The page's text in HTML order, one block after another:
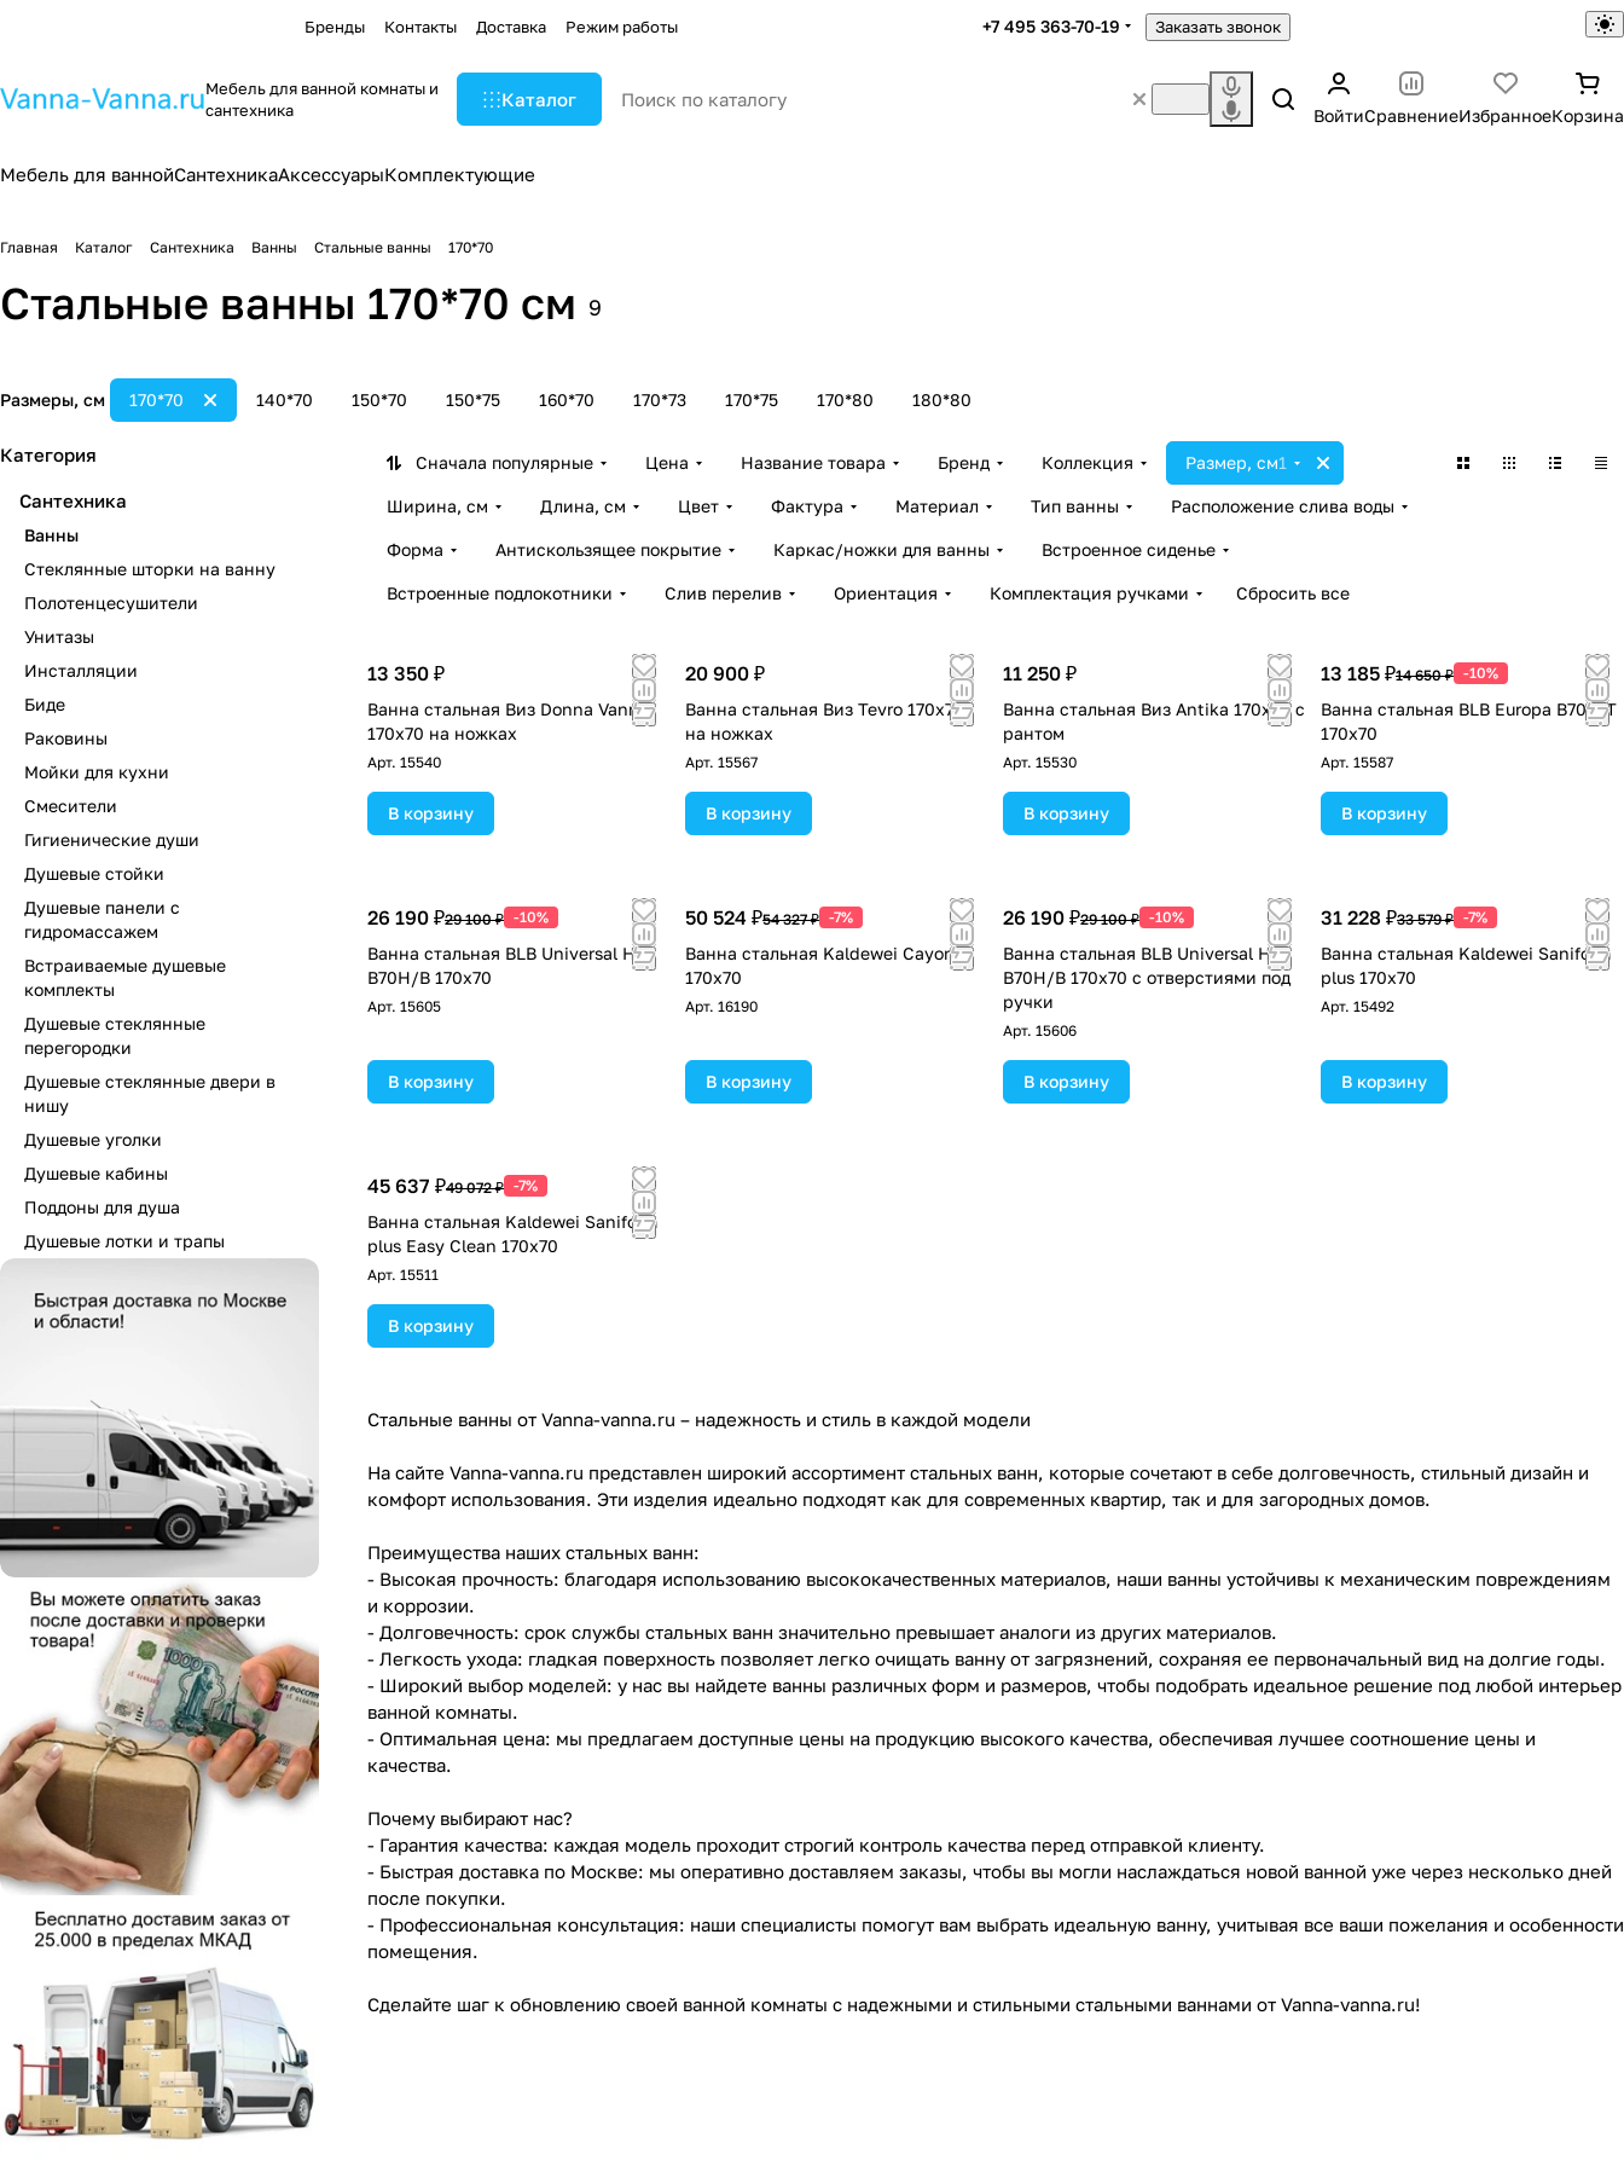
Бренды Контакты Доставка Режим работы +7 495 363-70-19 Заказать звонок
Мебель для ванной комнаты и
сантехника
Каталог
ВойтиСравнениеИзбранноеКорзина
Мебель для ваннойСантехникаАксессуарыКомплектующие
Главная Каталог Сантехника Ванны Стальные ванны 170*70
Стальные ванны 170*70 см 9
Размеры, см 140*70 150*70 150*75 160*70
170*70 170*73 170*75 170*80 180*80
Сначала популярные Цена Название товара Бренд Коллекция Размер, см1
Ширина, см Длина, см Цвет Фактура Материал Тип ванны Расположение слива воды
Форма Антискользящее покрытие Каркас/ножки для ванны Встроенное сиденье
Встроенные подлокотники Слив перелив Ориентация Комплектация ручками Сбросить все
13 350 ₽
Ванна стальная Виз Donna Vanna
170x70 на ножках
Арт. 15540
В корзину
20 900 ₽
Ванна стальная Виз Tevro 170x70
на ножках
Арт. 15567
В корзину
11 250 ₽
Ванна стальная Виз Antika 170x70 с
рантом
Арт. 15530
В корзину
13 185 ₽14 650 ₽ -10%
Ванна стальная BLB Europa B70E/T
170х70
Арт. 15587
В корзину
26 190 ₽29 100 ₽ -10%
Ванна стальная BLB Universal HG
B70H/B 170х70
Арт. 15605
В корзину
50 524 ₽54 327 ₽ -7%
Ванна стальная Kaldewei Cayono
170x70
Арт. 16190
В корзину
26 190 ₽29 100 ₽ -10%
Ванна стальная BLB Universal HG
B70H/B 170х70 с отверстиями под
ручки
Арт. 15606
В корзину
31 228 ₽33 579 ₽ -7%
Ванна стальная Kaldewei Saniform
plus 170x70
Арт. 15492
В корзину
45 637 ₽49 072 ₽ -7%
Ванна стальная Kaldewei Saniform
plus Easy Clean 170x70
Арт. 15511
В корзину
Стальные ванны от Vanna-vanna.ru – надежность и стиль в каждой модели
На сайте Vanna-vanna.ru представлен широкий ассортимент стальных ванн, которые сочетают в себе долговечность, стильный дизайн и
комфорт использования. Эти изделия идеально подходят как для современных квартир, так и для загородных домов.
Преимущества наших стальных ванн:
- Высокая прочность: благодаря использованию высококачественных материалов, наши ванны устойчивы к механическим повреждениям
и коррозии.
- Долговечность: срок службы стальных ванн значительно превышает аналоги из других материалов.
- Легкость ухода: гладкая поверхность позволяет легко очищать ванну от загрязнений, сохраняя ее первоначальный вид на долгие годы.
- Широкий выбор моделей: у нас вы найдете ванны различных форм и размеров, чтобы подобрать идеальное решение под любой интерьер
ванной комнаты.
- Оптимальная цена: мы предлагаем доступные цены на продукцию высокого качества, обеспечивая лучшее соотношение цены и
качества.
Почему выбирают нас?
- Гарантия качества: каждая модель проходит строгий контроль качества перед отправкой клиенту.
- Быстрая доставка по Москве: мы оперативно доставляем заказы, чтобы вы могли наслаждаться новой ванной уже через несколько дней
после покупки.
- Профессиональная консультация: наши специалисты помогут вам выбрать идеальную ванну, учитывая все ваши пожелания и особенности
помещения.
Сделайте шаг к обновлению своей ванной комнаты с надежными и стильными стальными ваннами от Vanna-vanna.ru!
Категория
Сантехника
Ванны
Стеклянные шторки на ванну
Полотенцесушители
Унитазы
Инсталляции
Биде
Раковины
Мойки для кухни
Смесители
Гигиенические души
Душевые стойки
Душевые панели с
гидромассажем
Встраиваемые душевые
комплекты
Душевые стеклянные
перегородки
Душевые стеклянные двери в
нишу
Душевые уголки
Душевые кабины
Поддоны для душа
Душевые лотки и трапы